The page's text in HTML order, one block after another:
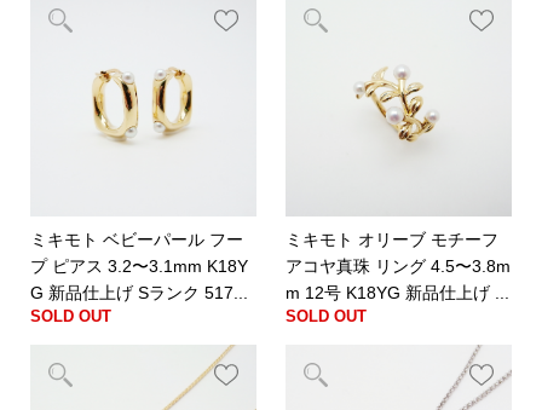
ミキモト ベビーパール フー
プ ピアス 3.2〜3.1mm K18Y
G 新品仕上げ Sランク 517...
SOLD OUT
ミキモト オリーブ モチーフ
アコヤ真珠 リング 4.5〜3.8m
m 12号 K18YG 新品仕上げ ...
SOLD OUT